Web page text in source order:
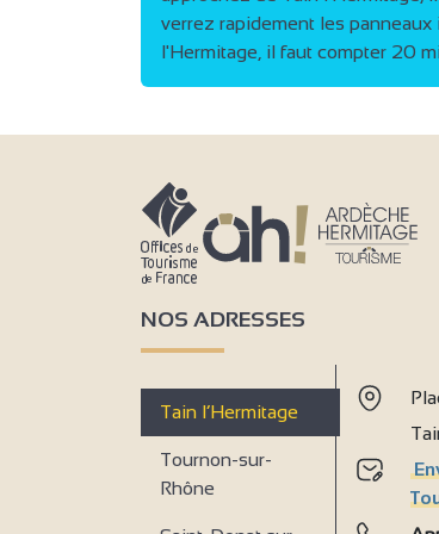
verrez rapidement les panneaux
l'Hermitage, il faut compter 20
NOS ADRESSES
Tain l’Hermitage
Tournon-sur-
Rhône